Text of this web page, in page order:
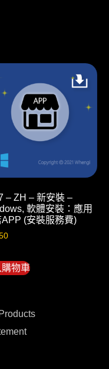
– ZH – 新安裝 –
軟體安裝：應用
APP (安裝服務費)
物車